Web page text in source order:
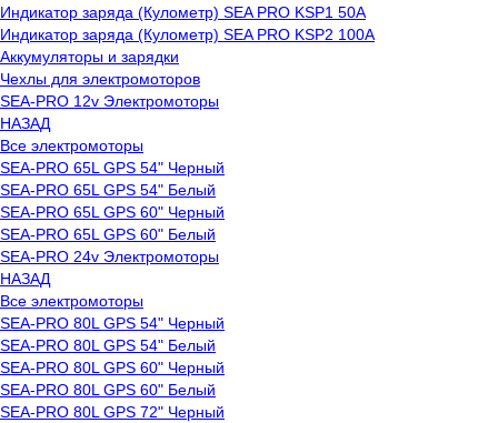
Индикатор заряда (Кулометр) SEA PRO KSP1 50А
Индикатор заряда (Кулометр) SEA PRO KSP2 100А
Аккумуляторы и зарядки
Чехлы для электромоторов
SEA-PRO 12v Электромоторы
НАЗАД
Все электромоторы
SEA-PRO 65L GPS 54" Черный
SEA-PRO 65L GPS 54" Белый
SEA-PRO 65L GPS 60" Черный
SEA-PRO 65L GPS 60" Белый
SEA-PRO 24v Электромоторы
НАЗАД
Все электромоторы
SEA-PRO 80L GPS 54" Черный
SEA-PRO 80L GPS 54" Белый
SEA-PRO 80L GPS 60" Черный
SEA-PRO 80L GPS 60" Белый
SEA-PRO 80L GPS 72" Черный